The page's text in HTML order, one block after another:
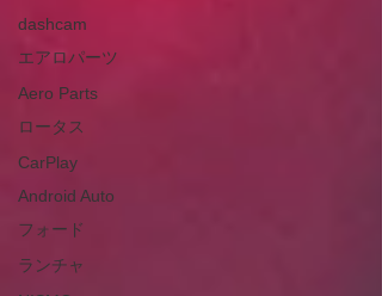
dashcam
エアロパーツ
Aero Parts
ロータス
CarPlay
Android Auto
フォード
ランチャ